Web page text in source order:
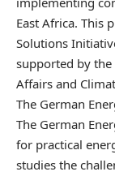
East Africa. This
Solutions
supported by
Affairs and
The German
The German
for practical
studies the